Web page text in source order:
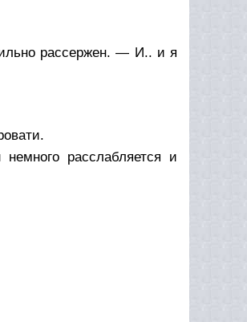
рассержен. — И.. и я
расслабляется и